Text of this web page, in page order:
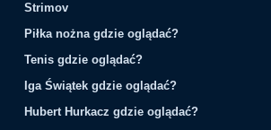
Strimov
Piłka nożna gdzie oglądać?
Tenis gdzie oglądać?
Iga Świątek gdzie oglądać?
Hubert Hurkacz gdzie oglądać?